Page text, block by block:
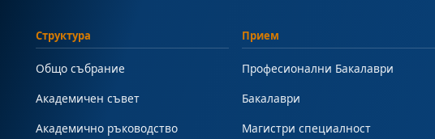
Структура
Общо събрание
Академичен съвет
Академично ръководство
Прием
Професионални Бакалаври
Бакалаври
Магистри специалност